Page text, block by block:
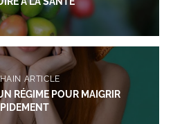
ARTICLE
RÉGIME POUR MAIGRIR